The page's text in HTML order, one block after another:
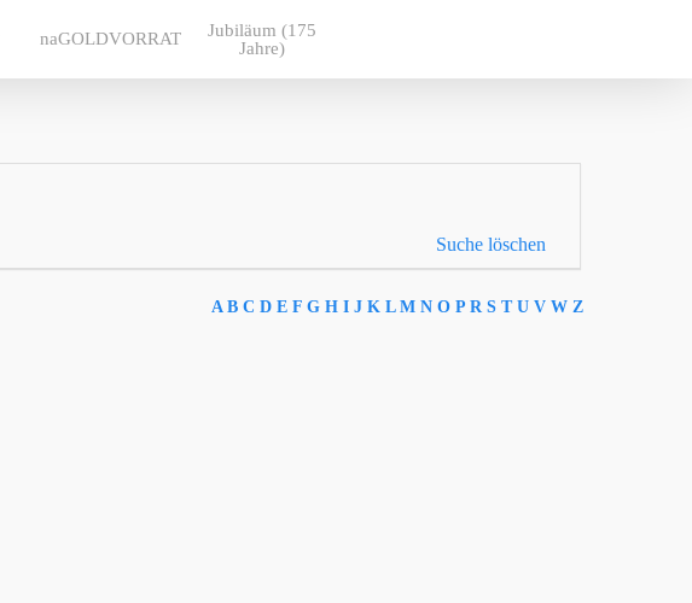
naGOLDVORRAT
Jubiläum (175
Jahre)
Suche löschen
A B C D E F G H I J K L M N O P R S T U V W Z